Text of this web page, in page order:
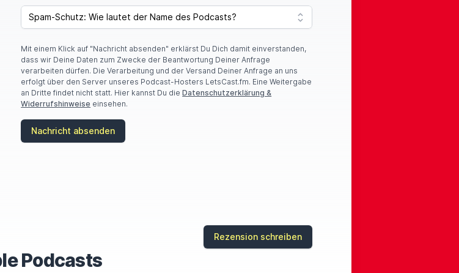
SPAM CAPTCHA
Mit einem Klick auf "Nachricht absenden" erklärst Du Dich damit einverstanden,
dass wir Deine Daten zum Zwecke der Beantwortung Deiner Anfrage
verarbeiten dürfen. Die Verarbeitung und der Versand Deiner Anfrage an uns
erfolgt über den Server unseres Podcast-Hosters LetsCast.fm. Eine Weitergabe
an Dritte findet nicht statt. Hier kannst Du dieDatenschutzerklärung &
Widerrufshinweise einsehen.
Nachricht absenden
Podcasts
Rezension schreiben